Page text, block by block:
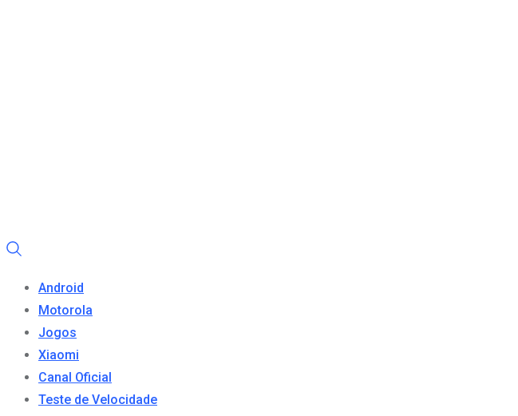
Android
Motorola
Jogos
Xiaomi
Canal Oficial
Teste de Velocidade